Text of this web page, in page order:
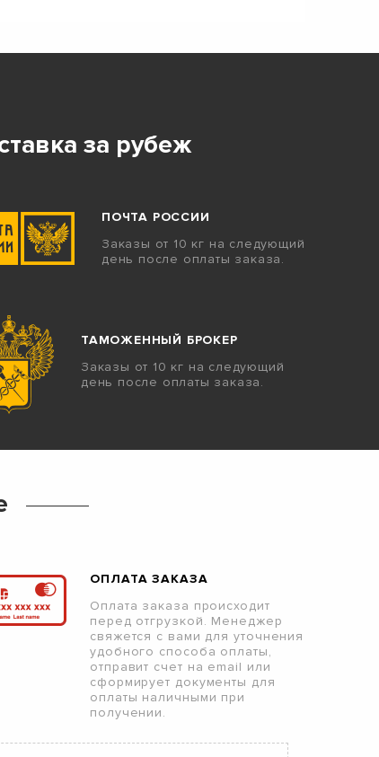
за рубеж
ПОЧТА РОССИИ
Заказы от 10 кг на следующий
день после оплаты заказа.
ТАМОЖЕННЫЙ БРОКЕР
Заказы от 10 кг на следующий
день после оплаты заказа.
ОПЛАТА ЗАКАЗА
Оплата заказа происходит
перед отгрузкой. Менеджер
свяжется с вами для уточнения
удобного способа оплаты,
отправит счет на email или
сформирует документы для
оплаты наличными при
получении.